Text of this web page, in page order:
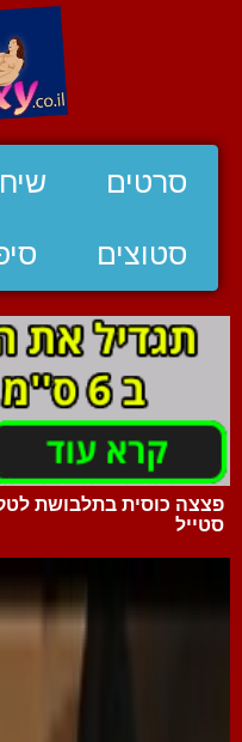
סרטים
סטוצים
פצצה כוסית בתלבושת
סטייל